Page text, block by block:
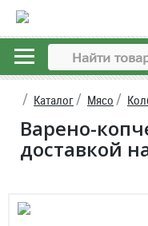
Каталог Мясо
Варено-
доставкой